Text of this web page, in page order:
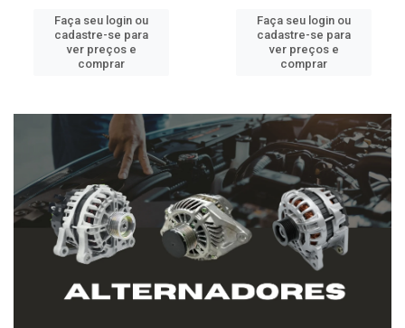
Faça seu login ou
cadastre-se para
ver preços e
comprar
Faça seu login ou
cadastre-se para
ver preços e
comprar